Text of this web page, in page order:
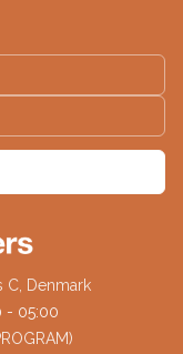
C, Denmark
- 05:00